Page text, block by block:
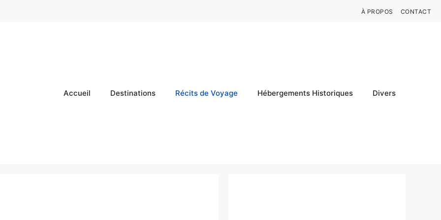
À PROPOS CONTACT
Accueil Destinations Récits de Voyage Hébergements Historiques Divers